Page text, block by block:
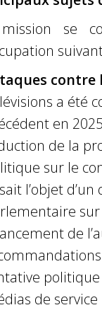
se
contre
a été
en
de la
sur le
l’objet
de
de